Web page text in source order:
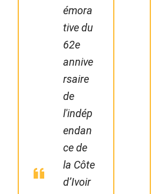
émora
tive du
62e
annive
rsaire
de
l'indép
endan
ce de
la Côte
d’Ivoir